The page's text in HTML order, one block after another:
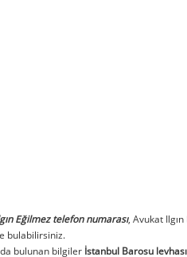
Eğilmez telefon numarası, Avukat
bulabilirsiniz.
bulunan bilgiler İstanbul Barosu